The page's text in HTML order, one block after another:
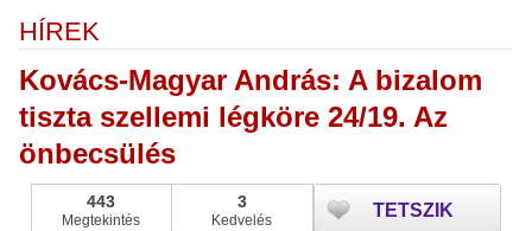
HÍREK
Kovács-Magyar András: A bizalom
tiszta szellemi légköre 24/19. Az
önbecsülés
443
Megtekintés
3
Kedvelés TETSZIK